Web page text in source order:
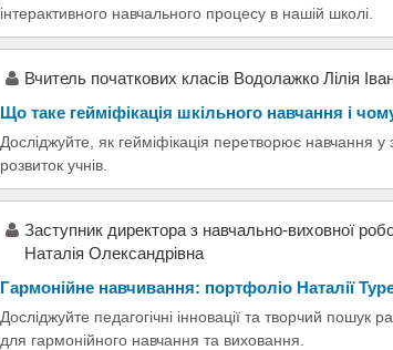
інтерактивного навчального процесу в нашій школі.
Вчитель початкових класів Водолажко Лілія
Що таке гейміфікація шкільного навчання і
Досліджуйте, як гейміфікація перетворює навчання
розвиток учнів.
Заступник директора з навчально-виховної
Наталія Олександрівна
Гармонійне навчивання: портфоліо Наталії
Досліджуйте педагогічні інновації та творчий пошук
для гармонійного навчання та виховання.